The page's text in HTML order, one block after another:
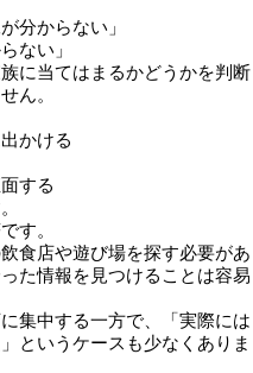
分からない」
ない」
に当てはまるかどうかを判断
ん。
かける
する
す。
食店や遊び場を探す必要があ
た情報を見つけることは容易
集中する一方で、「実際には
というケースも少なくありま